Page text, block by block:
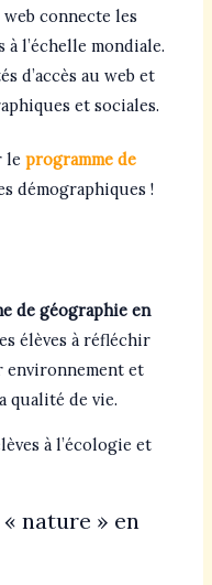
connecte les
l’échelle mondiale.
d’accès au web et
et sociales.
le programme de
démographiques !
de géographie en
élèves à réfléchir
environnement et
qualité de vie.
à l’écologie et
nature » en